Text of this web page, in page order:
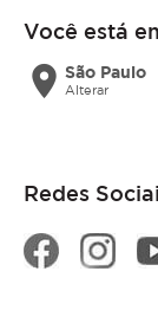
Você está
location_on São Paulo
Alterar
Redes